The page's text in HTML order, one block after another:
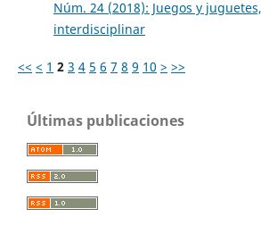
Núm. 24 (2018): Juegos y
interdisciplinar
<< < 1 2 3 4 5 6 7 8 9 10 > >>
Últimas publicaciones